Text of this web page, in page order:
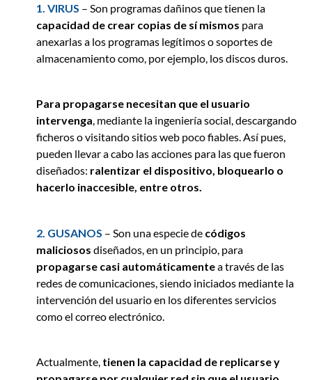
1. VIRUS – Son programas dañinos que tienen la
capacidad de crear copias de sí mismos para
anexarlas a los programas legítimos o soportes de
almacenamiento como, por ejemplo, los discos duros.
Para propagarse necesitan que el usuario
intervenga, mediante la ingeniería social, descargando
ficheros o visitando sitios web poco fiables. Así pues,
pueden llevar a cabo las acciones para las que fueron
diseñados: ralentizar el dispositivo, bloquearlo o
hacerlo inaccesible, entre otros.
2. GUSANOS – Son una especie de códigos
maliciosos diseñados, en un principio, para
propagarse casi automáticamentea través de las
redes de comunicaciones, siendo iniciados mediante la
intervención del usuario en los diferentes servicios
como el correo electrónico.
Actualmente, tienen la capacidad de replicarse y